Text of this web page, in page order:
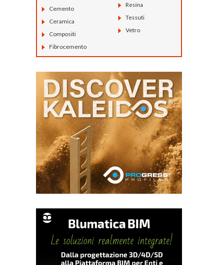
Cemento
Ceramica
Compositi
Fibrocemento
Resina
Tessuti
Vetro